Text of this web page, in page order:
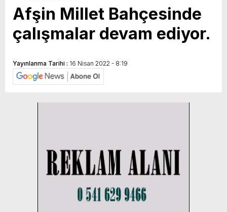
Afşin Millet Bahçesinde
çalışmalar devam ediyor.
Yayınlanma Tarihi : 16 Nisan 2022 - 8:19